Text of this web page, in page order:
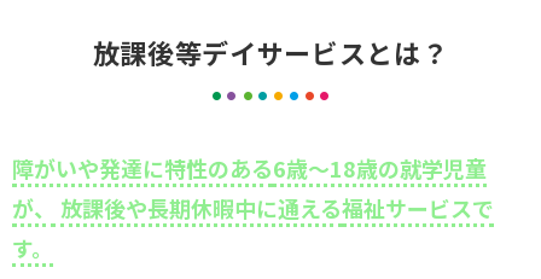
放課後等デイサービスとは？
障がいや発達に特性のある6歳～18歳の就学児童
が、
放課後や長期休暇中に通える福祉サービスで
す。